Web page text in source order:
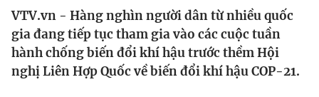
Y tế
Thế giới
Giáo dục
VTV.vn - Hàng nghìn người dân từ nhiều quốc
gia đang tiếp tục tham gia vào các cuộc tuần
hành chống biến đổi khí hậu trước thềm Hội
nghị Liên Hợp Quốc về biến đổi khí hậu COP-21.